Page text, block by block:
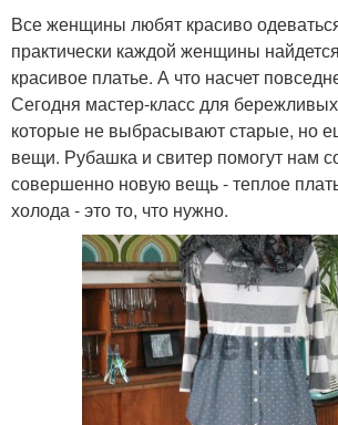
Все женщины любят красиво
практически каждой женщины
красивое платье. А что насчет
Сегодня мастер-класс для
которые не выбрасывают старые, но
вещи. Рубашка и свитер помогут нам
совершенно новую вещь - теплое
холода - это то, что нужно.